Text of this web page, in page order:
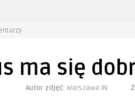
ma się
Autor zdjęć: Warszawa.IN